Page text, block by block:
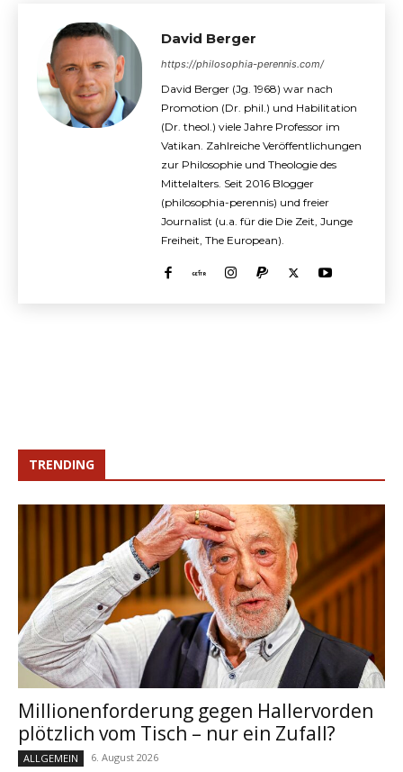
David Berger
https://philosophia-perennis.com/
David Berger (Jg. 1968) war nach
Promotion (Dr. phil.) und Habilitation
(Dr. theol.) viele Jahre Professor im
Vatikan. Zahlreiche Veröffentlichungen
zur Philosophie und Theologie des
Mittelalters. Seit 2016 Blogger
(philosophia-perennis) und freier
Journalist (u.a. für die Die Zeit, Junge
Freiheit, The European).
TRENDING
Millionenforderung gegen Hallervorden
plötzlich vom Tisch – nur ein Zufall?
ALLGEMEIN 6. August 2026